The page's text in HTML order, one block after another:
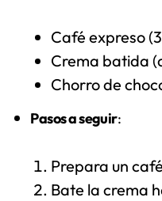
Café expreso
Crema batida
Chorro de
Pasos a seguir:
Prepara un
Bate la crema